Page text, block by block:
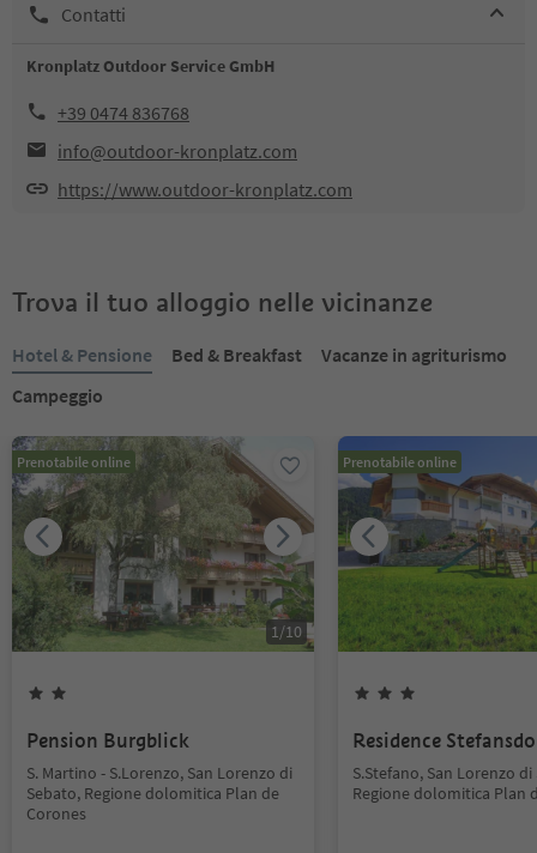
Contatti
Kronplatz Outdoor Service GmbH
+39 0474 836768
info@outdoor-kronplatz.com
https://www.outdoor-kronplatz.com
Trova il tuo alloggio nelle vicinanze
Hotel & Pensione Bed & Breakfast
Vacanze in agriturismo
Campeggio
Prenotabile online
1/10
Pension Burgblick
S. Martino - S.Lorenzo, San Lorenzo di
Sebato, Regione dolomitica Plan de
Corones
Prenotabile online
Residence
S.Stefano, San Lorenzo
Regione dolomitica Plan